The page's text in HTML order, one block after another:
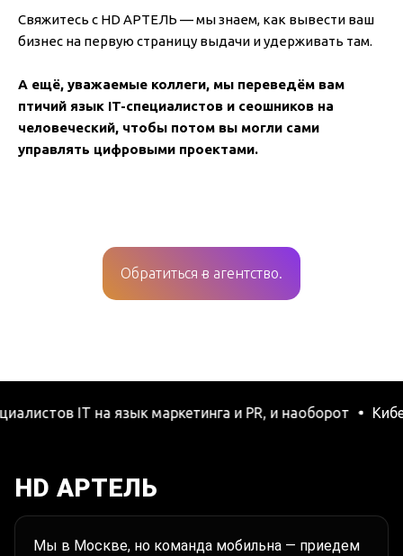
Свяжитесь с HD АРТЕЛЬ — мы знаем, как вывести ваш
бизнес на первую страницу выдачи и удерживать там.
А ещё, уважаемые коллеги, мы переведём вам
птичий язык IT-специалистов и сеошников на
человеческий, чтобы потом вы могли сами
управлять цифровыми проектами.
Обратиться в агентство.
IT на язык маркетинга и PR, и наоборот Кибер-PR
HD АРТЕЛЬ
Мы в Москве, но команда мобильна — приедем